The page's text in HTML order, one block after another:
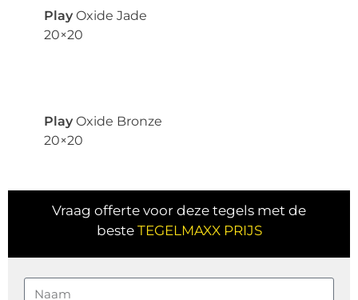
Play Oxide Jade
20×20
Play Oxide Bronze
20×20
Vraag offerte voor deze tegels met de
beste TEGELMAXX PRIJS